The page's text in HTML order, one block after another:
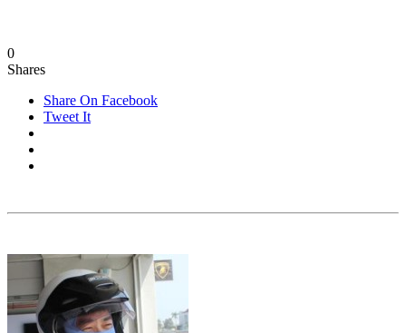
0
Shares
Share On Facebook
Tweet It